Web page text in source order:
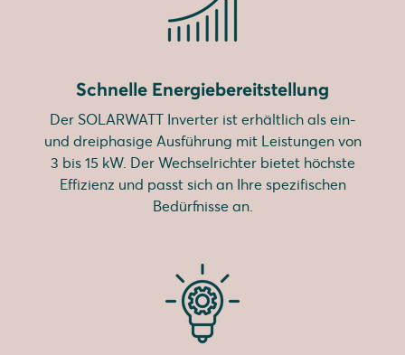
Schnelle Energiebereitstellung
Der SOLARWATT Inverter ist erhältlich als ein-
und dreiphasige Ausführung mit Leistungen von
3 bis 15 kW. Der Wechselrichter bietet höchste
Effizienz und passt sich an Ihre spezifischen
Bedürfnisse an.